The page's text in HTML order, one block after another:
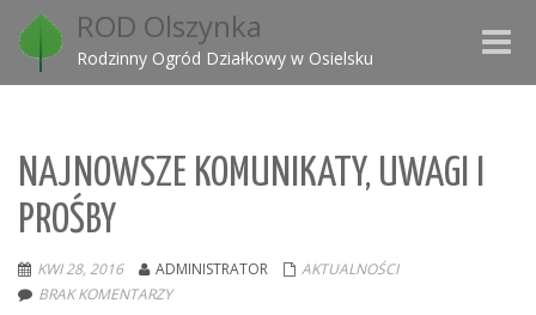
ROD Olszynka
Rodzinny Ogród Działkowy w Osielsku
Toggle
NAJNOWSZE KOMUNIKATY, UWAGI I
PROŚBY
KWI 28, 2016 ADMINISTRATOR
AKTUALNOŚCI
BRAK KOMENTARZY